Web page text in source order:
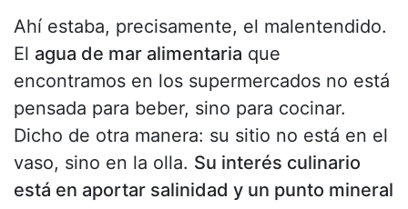
Ahí estaba, precisamente, el malentendido.
El agua de mar alimentaria que
encontramos en los supermercados no está
pensada para beber, sino para cocinar.
Dicho de otra manera: su sitio no está en el
vaso, sino en la olla. Su interés culinario
está en aportar salinidad y un punto mineral